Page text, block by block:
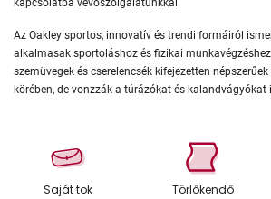
kapcsolatba vevőszolgálatunkkal.
Az Oakley sportos, innovatív és trendi formáiról
alkalmasak sportoláshoz és fizikai munkavégzéshez
szemüvegek és cserelencsék kifejezetten
körében, de vonzzák a túrázókat és kalandvágyókat
Saját tok Törlőkendő